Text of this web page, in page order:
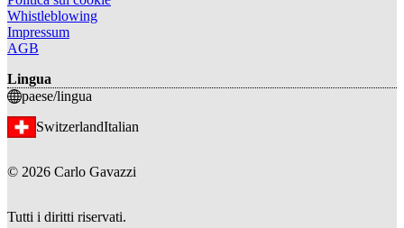
Whistleblowing
Impressum
AGB
Lingua
paese/lingua
SwitzerlandItalian
© 2026 Carlo Gavazzi
Tutti i diritti riservati.